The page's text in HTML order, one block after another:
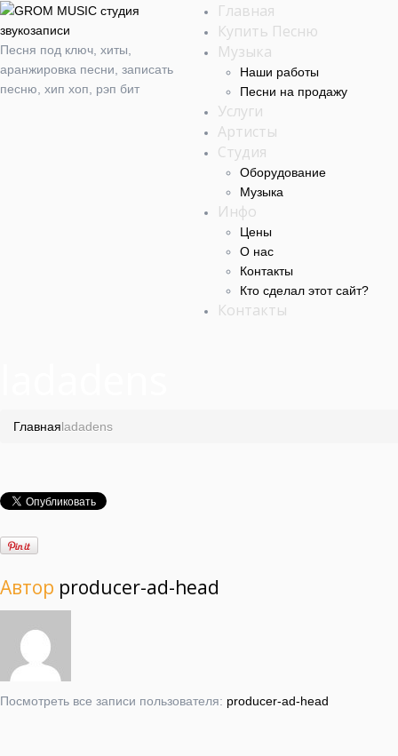
Песня под ключ, хиты,
аранжировка песни, записать
песню, хип хоп, рэп бит
Главная
Купить Песню
Музыка
Наши работы
Песни на продажу
Услуги
Артисты
Студия
Оборудование
Музыка
Инфо
Цены
О нас
Контакты
Кто сделал этот cайт?
Контакты
Главнаяladadens
Автор producer-ad-head
Посмотреть все записи пользователя: producer-ad-head